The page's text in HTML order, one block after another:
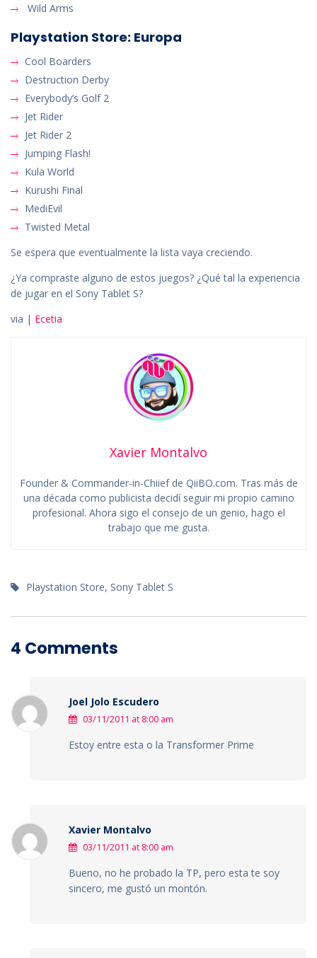
Wild Arms
Playstation Store: Europa
Cool Boarders
Destruction Derby
Everybody’s Golf 2
Jet Rider
Jet Rider 2
Jumping Flash!
Kula World
Kurushi Final
MediEvil
Twisted Metal
Se espera que eventualmente la lista vaya creciendo.
¿Ya compraste alguno de estos juegos? ¿Qué tal la experiencia
de jugar en el Sony Tablet S?
via | Ecetia
Xavier Montalvo
Founder & Commander-in-Chiief de QiiBO.com. Tras más de
una década como publicista decidí seguir mi propio camino
profesional. Ahora sigo el consejo de un genio, hago el
trabajo que me gusta.
Playstation Store, Sony Tablet S
4 Comments
Joel Jolo Escudero
03/11/2011 at 8:00 am
Estoy entre esta o la Transformer Prime
Xavier Montalvo
03/11/2011 at 8:00 am
Bueno, no he probado la TP, pero esta te soy
sincero, me gustó un montón.